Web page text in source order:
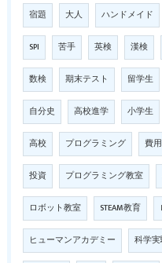
宿題 大人 ハンドメイド
SPI 苦手 英検 漢検
数検 期末テスト 留学生
自分史 高校進学 小学生
高校 プログラミング 費用
投資 プログラミング教室
ロボット教室 STEAM教育
ヒューマンアカデミー 科学